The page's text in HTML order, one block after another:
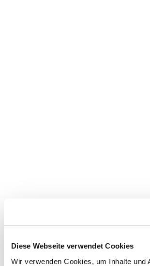
Diese Webseite verwendet Cookies
Wir verwenden Cookies, um Inhalte und
Dies könnte Sie
interessieren